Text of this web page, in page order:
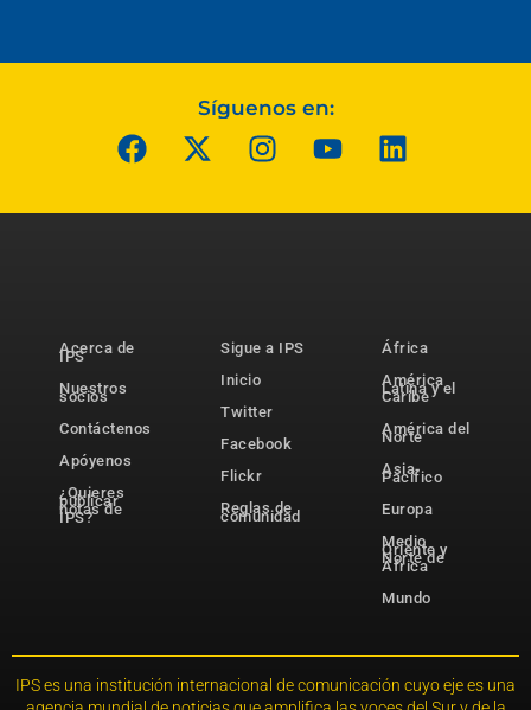
Síguenos en:
Acerca de
IPS
Nuestros
socios
Contáctenos
Apóyenos
¿Quieres
publicar
notas de
IPS?
Sigue a IPS
Inicio
Twitter
Facebook
Flickr
Reglas de
comunidad
África
América
Latina y el
Caribe
América del
Norte
Asia-
Pacífico
Europa
Medio
Oriente y
Norte de
África
Mundo
IPS es una institución internacional de comunicación cuyo eje es una